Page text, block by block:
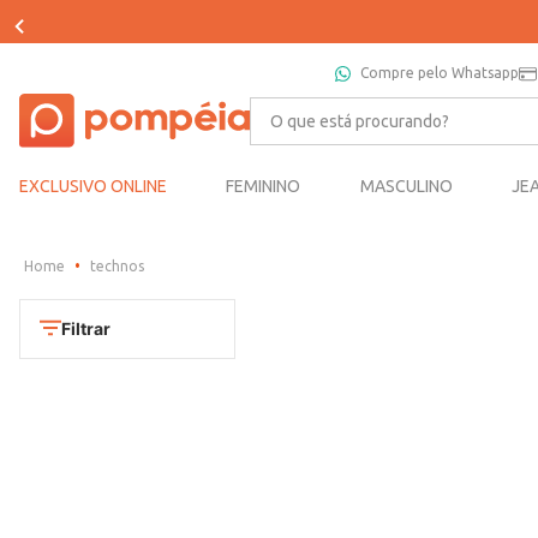
Compre pelo Whatsapp
O que está procurando?
EXCLUSIVO ONLINE FEMININO MASCULINO
technos
Filtrar